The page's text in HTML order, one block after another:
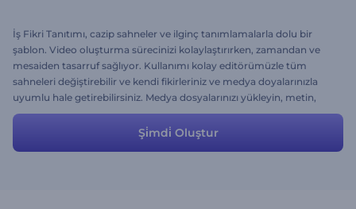
İş Fikri Tanıtımı, cazip sahneler ve ilginç tanımlamalarla dolu bir
şablon. Video oluşturma sürecinizi kolaylaştırırken, zamandan ve
mesaiden tasarruf sağlıyor. Kullanımı kolay editörümüzle tüm
sahneleri değiştirebilir ve kendi fikirleriniz ve medya doyalarınızla
uyumlu hale getirebilirsiniz. Medya dosyalarınızı yükleyin, metin,
renk, müzik ve stilleri uyarlayın ve reklam videonuzun keyfini
Şi̇mdi̇ Oluştur